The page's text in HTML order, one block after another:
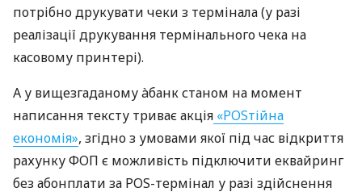
потрібно друкувати чеки з термінала (у разі
реалізації друкування термінального чека на
касовому принтері).
А у вищезгаданому àбанк станом на момент
написання тексту триває акція «POSтійна
економія», згідно з умовами якої під час відкриття
рахунку ФОП є можливість підключити еквайринг
без абонплати за POS-термінал у разі здійснення